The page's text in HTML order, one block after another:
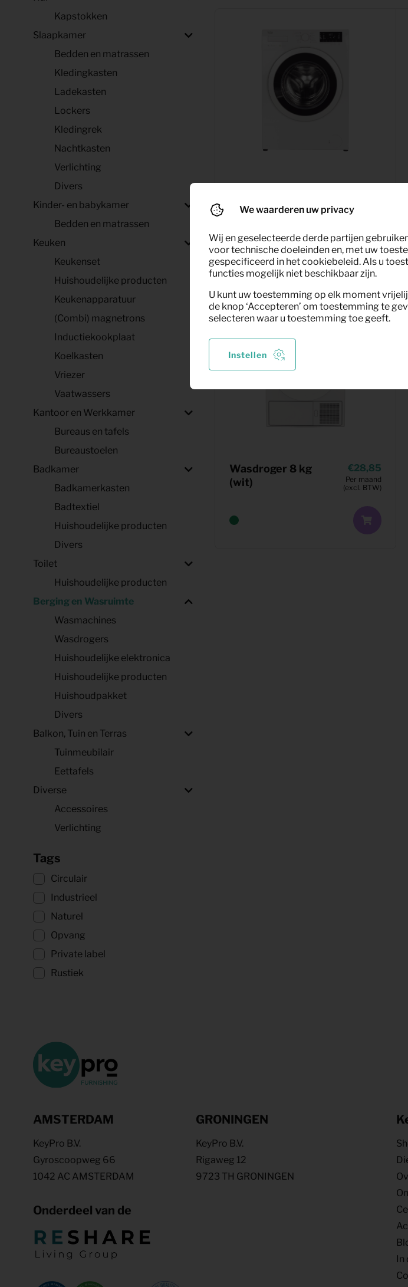
Kapstokken
Slaapkamer
Bedden en matrassen
Kledingkasten
Ladekasten
Lockers
Kledingrek
Nachtkasten
Verlichting
Divers
Kinder- en babykamer
Bedden en matrassen
Keuken
Keukenset
Huishoudelijke producten
Keukenapparatuur
(Combi) magnetrons
Inductiekookplaat
Koelkasten
Vriezer
Vaatwassers
Kantoor en Werkkamer
Bureaus en tafels
Bureaustoelen
Badkamer
Badkamerkasten
Badtextiel
Huishoudelijke producten
Divers
Toilet
Huishoudelijke producten
Berging en Wasruimte
Wasmachines
Wasdrogers
Huishoudelijke elektronica
Huishoudelijke producten
Huishoudpakket
Divers
Balkon, Tuin en Terras
Tuinmeubilair
Eettafels
Diverse
Accessoires
Verlichting
Tags
Circulair
Industrieel
Naturel
Opvang
Private label
Rustiek
(wit)
(excl. BTW)
Wasdroger 8 kg
(wit)
28,85
Per maand
(excl. BTW)
AMSTERDAM
KeyPro B.V.
Gyroscoopweg 66
1042 AC AMSTERDAM
GRONINGEN
KeyPro B.V.
Rigaweg 12
9723 TH GRONINGEN
Onderdeel van de
We waarderen uw privacy
Wij en geselecteerde derde partijen
voor technische doeleinden en, met uw
gespecificeerd in het cookiebeleid. Als u
functies mogelijk niet beschikbaar zijn.
U kunt uw toestemming op elk moment
de knop ‘Accepteren’ om toestemming te
selecteren waar u toestemming toe geeft.
Instellen